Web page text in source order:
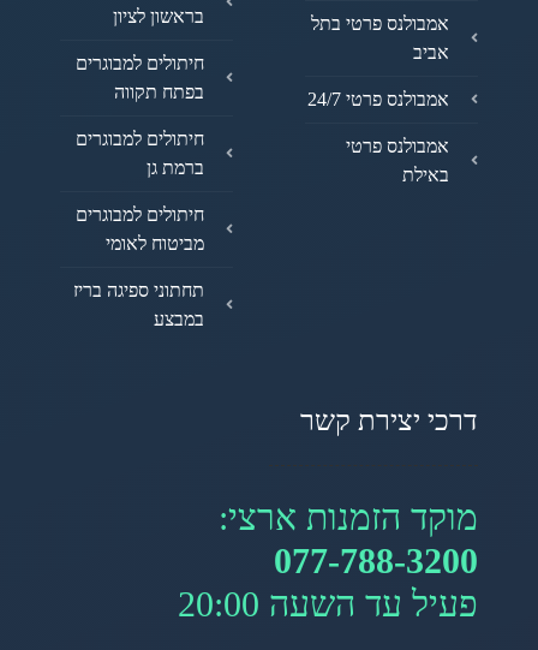
אמבולנס פרטי בתל
אביב
אמבולנס פרטי 24/7
אמבולנס פרטי
באילת
בראשון לציון
חיתולים למבוגרים
בפתח תקווה
חיתולים למבוגרים
ברמת גן
חיתולים למבוגרים
מביטוח לאומי
תחתוני ספיגה בריז
במבצע
דרכי יצירת קשר
מוקד הזמנות ארצי:
077-788-3200
פעיל עד השעה 20:00